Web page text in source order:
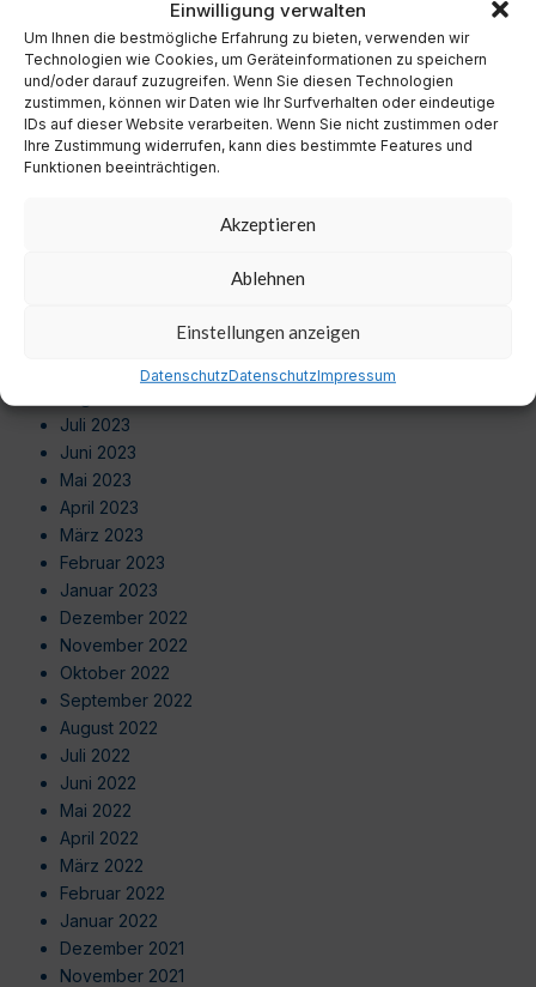
Einwilligung verwalten
Um Ihnen die bestmögliche Erfahrung zu bieten, verwenden wir
Technologien wie Cookies, um Geräteinformationen zu speichern
und/oder darauf zuzugreifen. Wenn Sie diesen Technologien
zustimmen, können wir Daten wie Ihr Surfverhalten oder eindeutige
IDs auf dieser Website verarbeiten. Wenn Sie nicht zustimmen oder
Ihre Zustimmung widerrufen, kann dies bestimmte Features und
Funktionen beeinträchtigen.
Akzeptieren
Ablehnen
Einstellungen anzeigen
DatenschutzDatenschutzImpressum
September 2024
August 2024
Juli 2024
Juni 2024
Mai 2024
April 2024
September 2023
Juli 2023
Juni 2023
Mai 2023
April 2023
März 2023
Februar 2023
Januar 2023
Dezember 2022
November 2022
Oktober 2022
September 2022
August 2022
Juli 2022
Juni 2022
Mai 2022
April 2022
März 2022
Februar 2022
Januar 2022
Dezember 2021
November 2021